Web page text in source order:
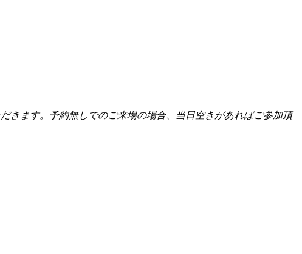
きます。予約無しでのご来場の場合、当日空きがあればご参加頂